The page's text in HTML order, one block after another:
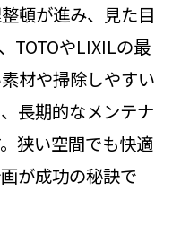
ォームで小物収
るシンクユニッ
ォームで清掃性
は
頓が進み、見た目
TOTOやLIXILの最
材や掃除しやすい
長期的なメンテナ
狭い空間でも快適
が成功の秘訣で